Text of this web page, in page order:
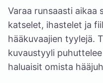
Varaa runsaasti aikaa
katselet, ihastelet ja
hääkuvaajien tyylejä.
kuvaustyyli
haluaisit omista